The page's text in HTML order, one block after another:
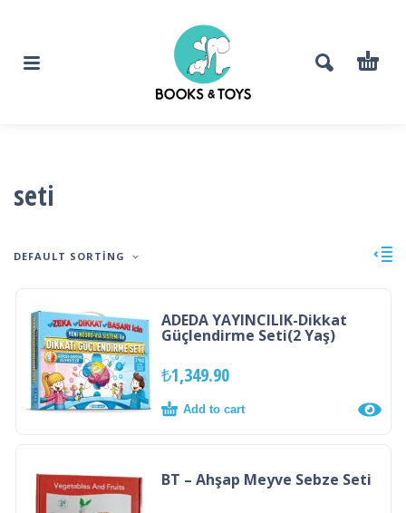
seti
DEFAULT SORTING
ADEDA YAYINCILIK-Dikkat
Güçlendirme Seti(2 Yaş)
₺1,349.90
Add to cart
BT – Ahşap Meyve Sebze Seti